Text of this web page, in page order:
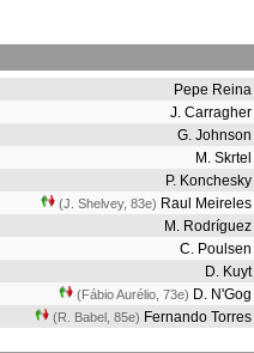
Pepe Reina
J. Carragher
G. Johnson
M. Skrtel
P. Konchesky
(J. Shelvey, 83e) Raul Meireles
M. Rodríguez
C. Poulsen
D. Kuyt
(Fábio Aurélio, 73e) D. N'Gog
(R. Babel, 85e) Fernando Torres